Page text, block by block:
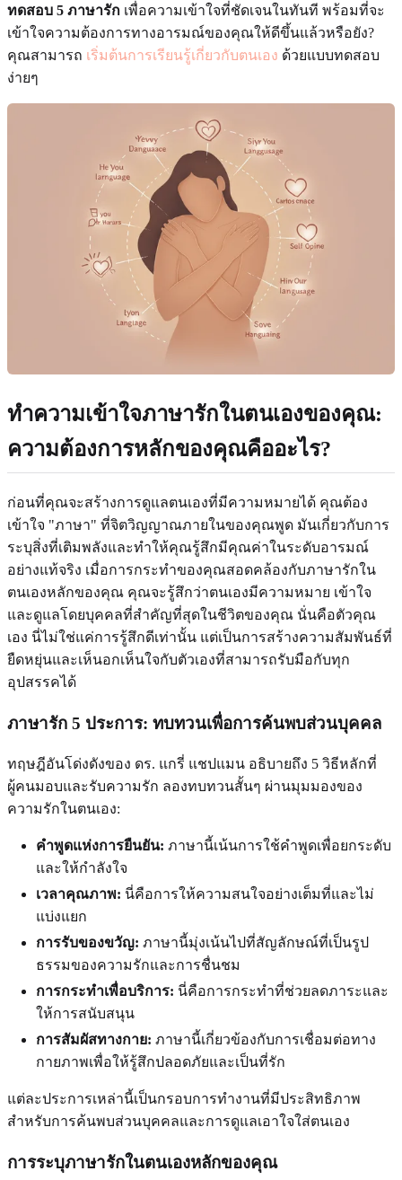
ทดสอบ 5 ภาษารัก เพื่อความเข้าใจที่ชัดเจนในทันที พร้อมที่จะ
เข้าใจความต้องการทางอารมณ์ของคุณให้ดีขึ้นแล้วหรือยัง?
คุณสามารถ เริ่มต้นการเรียนรู้เกี่ยวกับตนเอง ด้วยแบบทดสอบ
ง่ายๆ
ทำความเข้าใจภาษารักในตนเองของคุณ:
ความต้องการหลักของคุณคืออะไร?
ก่อนที่คุณจะสร้างการดูแลตนเองที่มีความหมายได้ คุณต้อง
เข้าใจ "ภาษา" ที่จิตวิญญาณภายในของคุณพูด มันเกี่ยวกับการ
ระบุสิ่งที่เติมพลังและทำให้คุณรู้สึกมีคุณค่าในระดับอารมณ์
อย่างแท้จริง เมื่อการกระทำของคุณสอดคล้องกับภาษารักใน
ตนเองหลักของคุณ คุณจะรู้สึกว่าตนเองมีความหมาย เข้าใจ
และดูแลโดยบุคคลที่สำคัญที่สุดในชีวิตของคุณ นั่นคือตัวคุณ
เอง นี่ไม่ใช่แค่การรู้สึกดีเท่านั้น แต่เป็นการสร้างความสัมพันธ์ที่
ยืดหยุ่นและเห็นอกเห็นใจกับตัวเองที่สามารถรับมือกับทุก
อุปสรรคได้
ภาษารัก 5 ประการ: ทบทวนเพื่อการค้นพบส่วนบุคคล
ทฤษฎีอันโด่งดังของ ดร. แกรี่ แชปแมน อธิบายถึง 5 วิธีหลักที่
ผู้คนมอบและรับความรัก ลองทบทวนสั้นๆ ผ่านมุมมองของ
ความรักในตนเอง:
คำพูดแห่งการยืนยัน: ภาษานี้เน้นการใช้คำพูดเพื่อยกระดับ
และให้กำลังใจ
เวลาคุณภาพ: นี่คือการให้ความสนใจอย่างเต็มที่และไม่
แบ่งแยก
การรับของขวัญ: ภาษานี้มุ่งเน้นไปที่สัญลักษณ์ที่เป็นรูป
ธรรมของความรักและการชื่นชม
การกระทำเพื่อบริการ: นี่คือการกระทำที่ช่วยลดภาระและ
ให้การสนับสนุน
การสัมผัสทางกาย: ภาษานี้เกี่ยวข้องกับการเชื่อมต่อทาง
กายภาพเพื่อให้รู้สึกปลอดภัยและเป็นที่รัก
แต่ละประการเหล่านี้เป็นกรอบการทำงานที่มีประสิทธิภาพ
สำหรับการค้นพบส่วนบุคคลและการดูแลเอาใจใส่ตนเอง
การระบุภาษารักในตนเองหลักของคุณ